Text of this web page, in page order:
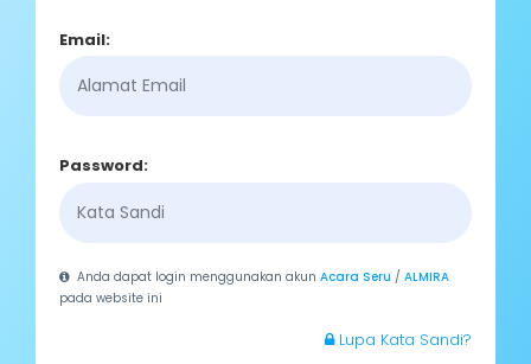
Email:
Password:
Anda dapat login menggunakan akunAcara Seru /ALMIRA
pada website ini
Lupa Kata Sandi?